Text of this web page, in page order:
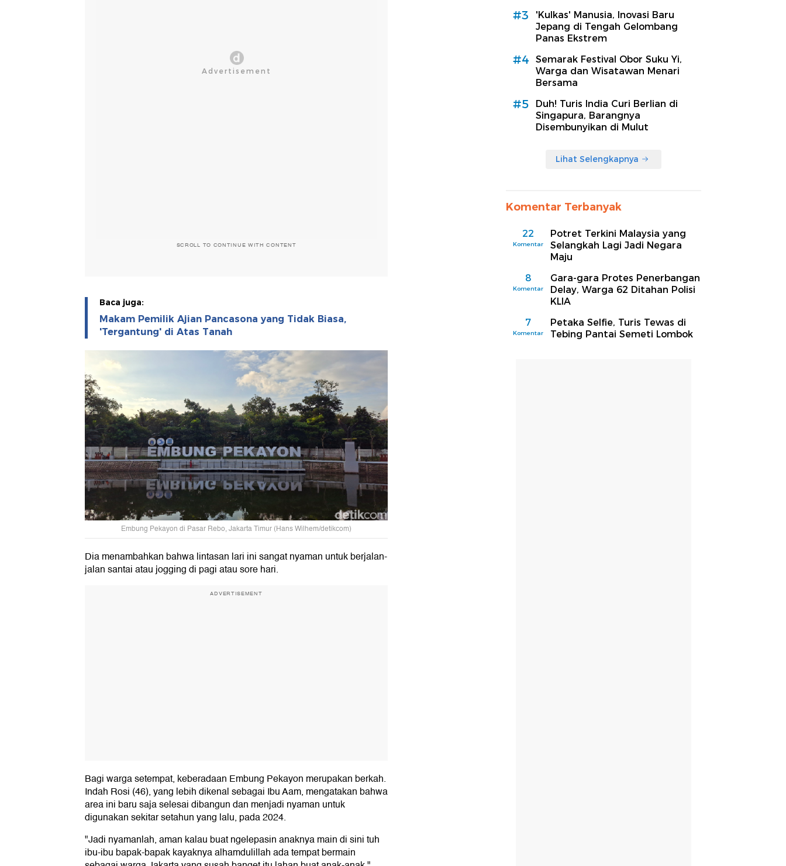
SCROLL TO CONTINUE WITH CONTENT
Baca juga:
Makam Pemilik Ajian Pancasona yang Tidak Biasa,
'Tergantung' di Atas Tanah
Embung Pekayon di Pasar Rebo, Jakarta Timur (Hans Wilhem/detikcom)
Dia menambahkan bahwa lintasan lari ini sangat nyaman untuk berjalan-
jalan santai atau jogging di pagi atau sore hari.
ADVERTISEMENT
Bagi warga setempat, keberadaan Embung Pekayon merupakan berkah.
Indah Rosi (46), yang lebih dikenal sebagai Ibu Aam, mengatakan bahwa
area ini baru saja selesai dibangun dan menjadi nyaman untuk
digunakan sekitar setahun yang lalu, pada 2024.
"Jadi nyamanlah, aman kalau buat ngelepasin anaknya main di sini tuh
ibu-ibu bapak-bapak kayaknya alhamdulillah ada tempat bermain
#3
'Kulkas' Manusia, Inovasi Baru
Jepang di Tengah Gelombang
Panas Ekstrem
#4
Semarak Festival Obor Suku Yi,
Warga dan Wisatawan Menari
Bersama
#5
Duh! Turis India Curi Berlian di
Singapura, Barangnya
Disembunyikan di Mulut
Lihat Selengkapnya
Komentar Terbanyak
22
Komentar
Potret Terkini Malaysia yang
Selangkah Lagi Jadi Negara
Maju
8
Komentar
Gara-gara Protes Penerbangan
Delay, Warga 62 Ditahan Polisi
KLIA
7
Komentar
Petaka Selfie, Turis Tewas di
Tebing Pantai Semeti Lombok